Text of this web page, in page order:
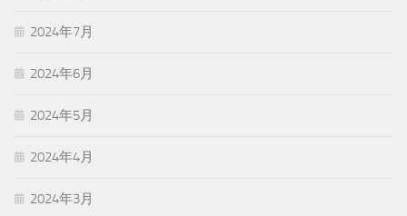
2024年7月
2024年6月
2024年5月
2024年4月
2024年3月